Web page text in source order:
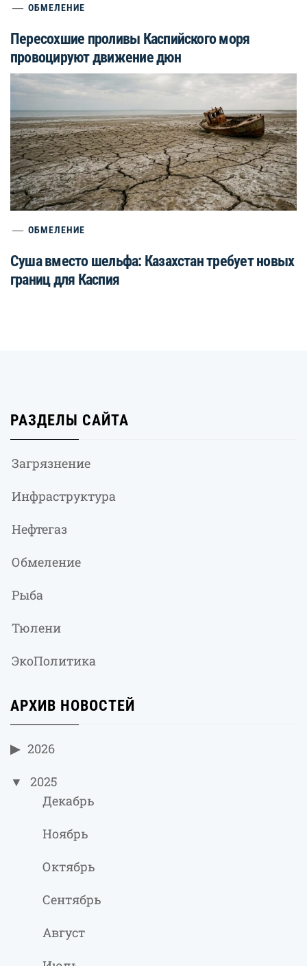
ОБМЕЛЕНИЕ
Пересохшие проливы Каспийского моря
провоцируют движение дюн
ОБМЕЛЕНИЕ
Суша вместо шельфа: Казахстан требует новых
границ для Каспия
РАЗДЕЛЫ САЙТА
Загрязнение
Инфраструктура
Нефтегаз
Обмеление
Рыба
Тюлени
ЭкоПолитика
АРХИВ НОВОСТЕЙ
2026
2025
Декабрь
Ноябрь
Октябрь
Сентябрь
Август